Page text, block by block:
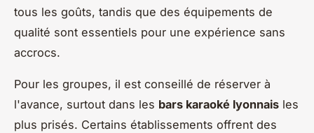
tous les goûts, tandis que des équipements de
qualité sont essentiels pour une expérience sans
accrocs.
Pour les groupes, il est conseillé de réserver à
l'avance, surtout dans les bars karaoké lyonnais les
plus prisés. Certains établissements offrent des